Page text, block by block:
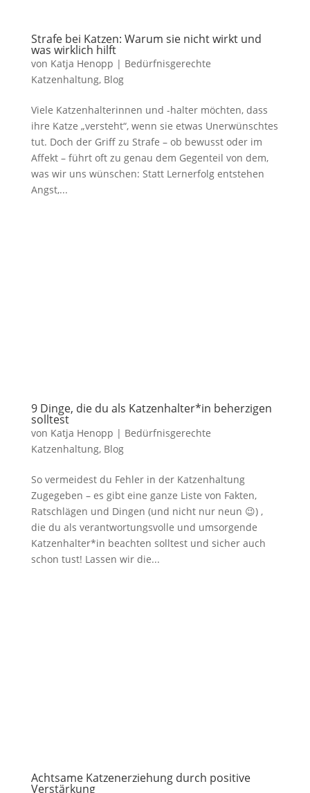
Strafe bei Katzen: Warum sie nicht wirkt und
was wirklich hilft
von Katja Henopp | Bedürfnisgerechte
Katzenhaltung, Blog
Viele Katzenhalterinnen und -halter möchten, dass
ihre Katze „versteht“, wenn sie etwas Unerwünschtes
tut. Doch der Griff zu Strafe – ob bewusst oder im
Affekt – führt oft zu genau dem Gegenteil von dem,
was wir uns wünschen: Statt Lernerfolg entstehen
Angst,...
9 Dinge, die du als Katzenhalter*in beherzigen
solltest
von Katja Henopp | Bedürfnisgerechte
Katzenhaltung, Blog
So vermeidest du Fehler in der Katzenhaltung
Zugegeben – es gibt eine ganze Liste von Fakten,
Ratschlägen und Dingen (und nicht nur neun 😉) ,
die du als verantwortungsvolle und umsorgende
Katzenhalter*in beachten solltest und sicher auch
schon tust! Lassen wir die...
Achtsame Katzenerziehung durch positive
Verstärkung